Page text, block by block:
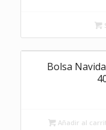
Bolsa
Añadir al